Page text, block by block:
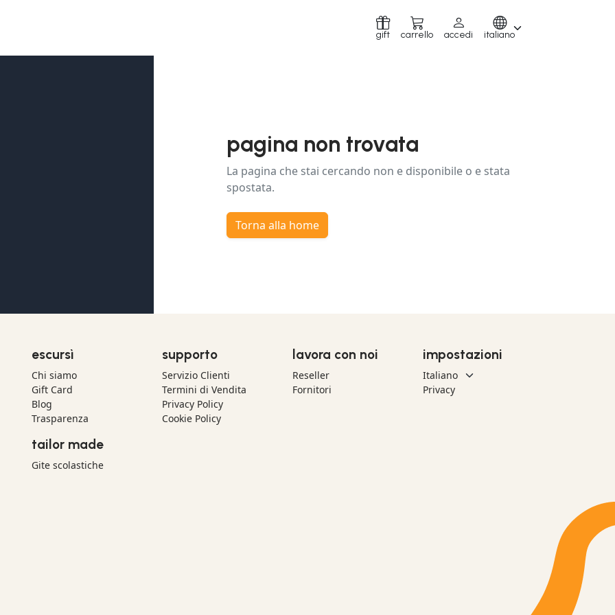
gift carrello accedi italiano
pagina non trovata
La pagina che stai cercando non e disponibile o e stata
spostata.
Torna alla home
escursì
Chi siamo
Gift Card
Blog
Trasparenza
tailor made
Gite scolastiche
supporto
Servizio Clienti
Termini di Vendita
Privacy Policy
Cookie Policy
lavora con noi
Reseller
Fornitori
impostazioni
Privacy